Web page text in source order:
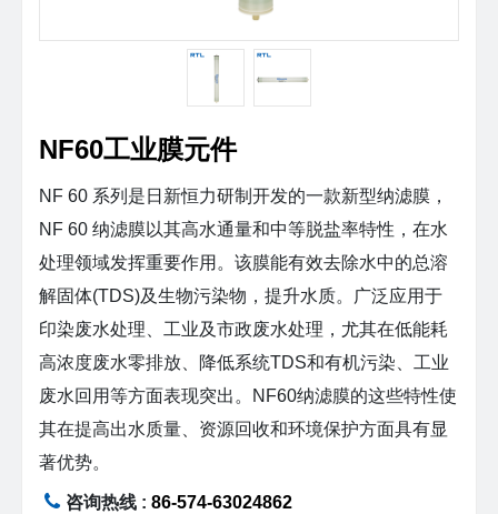
NF60工业膜元件
NF 60 系列是日新恒力研制开发的一款新型纳滤膜，
NF 60 纳滤膜以其高水通量和中等脱盐率特性，在水
处理领域发挥重要作用。该膜能有效去除水中的总溶
解固体(TDS)及生物污染物，提升水质。广泛应用于
印染废水处理、工业及市政废水处理，尤其在低能耗
高浓度废水零排放、降低系统TDS和有机污染、工业
废水回用等方面表现突出。NF60纳滤膜的这些特性使
其在提高出水质量、资源回收和环境保护方面具有显
著优势。
咨询热线 : 86-574-63024862